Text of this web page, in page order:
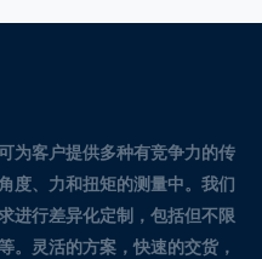
为客户提供多种有竞争力的传
度、力和扭矩的测量中。 我们
进行差异化定制，包括但不限
。灵活的方案，快速的交货，